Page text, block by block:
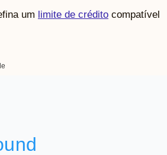
um limite de crédito compatível